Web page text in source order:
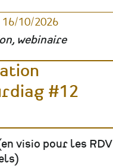
en
5
étapes
16/10/2026
webinaire
#12
visio pour les RDV